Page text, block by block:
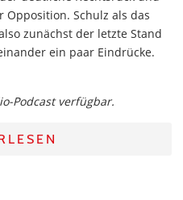
Schulz als das
zunächst der letzte Stand
ein paar Eindrücke.
Podcast verfügbar.